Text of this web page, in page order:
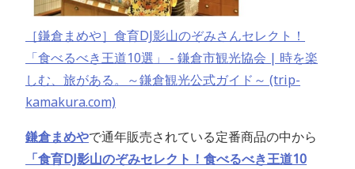
［鎌倉まめや］食育DJ影山のぞみさんセレクト！
「食べるべき王道10選」 - 鎌倉市観光協会 | 時を楽
しむ、旅がある。～鎌倉観光公式ガイド～ (trip-
kamakura.com)
鎌倉まめやで通年販売されている定番商品の中から
「食育DJ影山のぞみセレクト！食べるべき王道10